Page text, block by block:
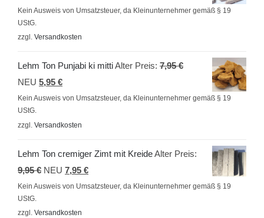
war:
Preis
Kein Ausweis von Umsatzsteuer, da Kleinunternehmer gemäß § 19
UStG.
zzgl. Versandkosten
Lehm Ton Punjabi ki mittiAlter Preis: 7,95€Ursprünglicher
war:
NEU 5,95 €Aktueller
Preis
5,95 €.
Kein Ausweis von Umsatzsteuer, da Kleinunternehmer gemäß § 19
UStG.
zzgl. Versandkosten
Lehm Ton cremiger Zimt mit KreideAlter Preis:
9,95€ Ursprünglicher
Preis
NEU 7,95 €Aktueller
Preis
Kein Ausweis von Umsatzsteuer, da Kleinunternehmer gemäß § 19
UStG.
zzgl. Versandkosten